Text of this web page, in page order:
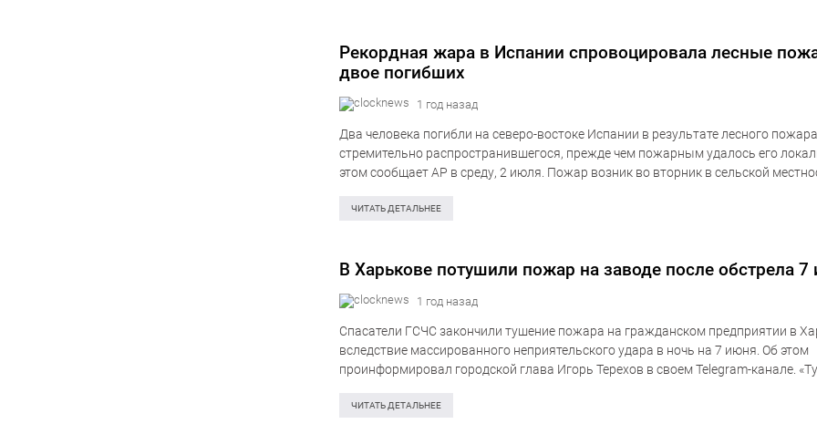
Рекордная жара в Испании спровоцировала лесные
двое погибших
1 год назад
Два человека погибли на северо-востоке Испании в результате лесного
стремительно распространившегося, прежде чем пожарным удалось его
этом сообщает AP в среду, 2 июля. Пожар возник во вторник в сельской
ЧИТАТЬ ДЕТАЛЬНЕЕ
В Харькове потушили пожар на заводе после обстрела 7
1 год назад
Спасатели ГСЧС закончили тушение пожара на гражданском предприятии в
вследствие массированного неприятельского удара в ночь на 7 июня. Об этом
проинформировал городской глава Игорь Терехов в своем Telegram-канале.
ЧИТАТЬ ДЕТАЛЬНЕЕ